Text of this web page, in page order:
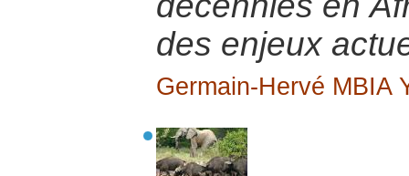
des enjeux
Germain-Hervé MBIA